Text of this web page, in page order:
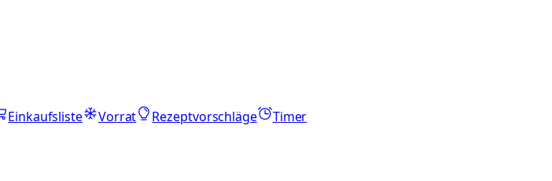
Einkaufsliste Vorrat Rezeptvorschläge
Timer